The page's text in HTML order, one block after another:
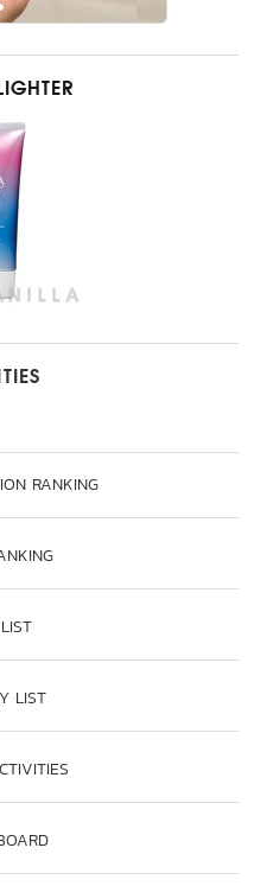
RANKING
LIST